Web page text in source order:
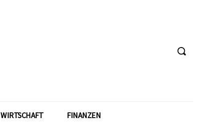
WIRTSCHAFT FINANZEN